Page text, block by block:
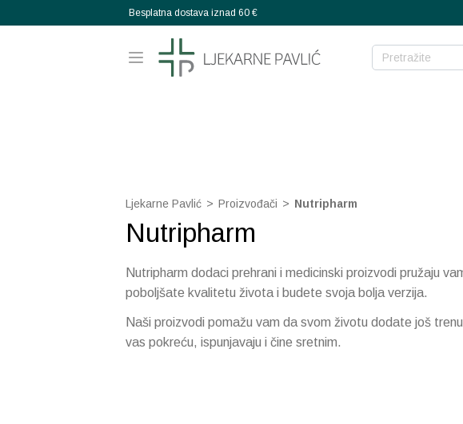
Besplatna dostava iznad 60 €
Ljekarne Pavlić > Proizvođači > Nutripharm
Nutripharm
Nutripharm dodaci prehrani i medicinski proizvodi pružaju
poboljšate kvalitetu života i budete svoja bolja verzija.
Naši proizvodi pomažu vam da svom životu dodate još
vas pokreću, ispunjavaju i čine sretnim.